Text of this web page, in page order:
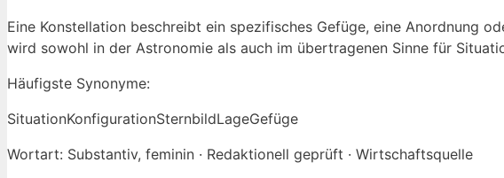
Eine Konstellation beschreibt ein spezifisches Gefüge, eine Anordnung
wird sowohl in der Astronomie als auch im übertragenen Sinne für
Häufigste Synonyme:
SituationKonfigurationSternbildLageGefüge
Wortart: Substantiv, feminin · Redaktionell geprüft · Wirtschaftsquelle